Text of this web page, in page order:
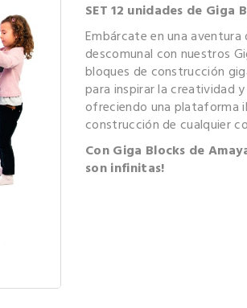
SET 12 unidades de Giga
Embárcate en una aventura
descomunal con nuestros
bloques de construcción
para inspirar la creatividad
ofreciendo una plataforma
construcción de cualquier
Con Giga Blocks de
son infinitas!